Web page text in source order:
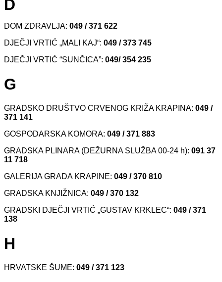
D
DOM ZDRAVLJA: 049 / 371 622
DJEČJI VRTIĆ „MALI KAJ“: 049 / 373 745
DJEČJI VRTIĆ “SUNČICA”: 049/ 354 235
G
GRADSKO DRUŠTVO CRVENOG KRIŽA KRAPINA: 049 /
371 141
GOSPODARSKA KOMORA: 049 / 371 883
GRADSKA PLINARA (DEŽURNA SLUŽBA 00-24 h): 091 37
11 718
GALERIJA GRADA KRAPINE: 049 /370 810
GRADSKA KNJIŽNICA: 049 /370 132
GRADSKI DJEČJI VRTIĆ „GUSTAV KRKLEC“: 049 / 371
138
H
HRVATSKE ŠUME: 049 / 371 123